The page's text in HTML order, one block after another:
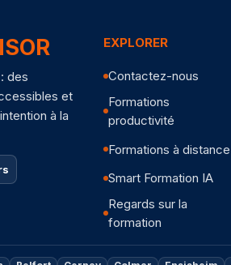
des
et
à la
EXPLORER
Contactez-nous
Formations
productivité
Formations à distance
Smart Formation IA
Regards sur la
formation